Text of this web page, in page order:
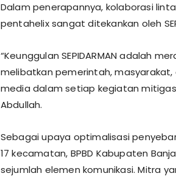
​Dalam penerapannya, kolaborasi
pentahelix sangat ditekankan oleh
​“Keunggulan SEPIDARMAN adalah
melibatkan pemerintah, masyarakat,
media dalam setiap kegiatan
Abdullah.
​Sebagai upaya optimalisasi
17 kecamatan, BPBD Kabupaten
sejumlah elemen komunikasi. Mitra